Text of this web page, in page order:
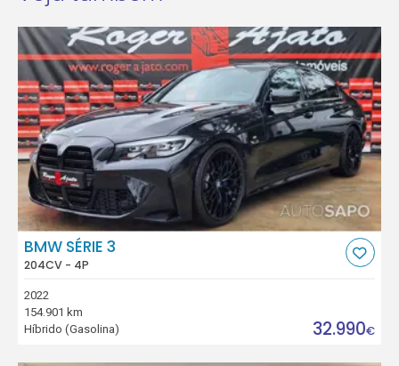
BMW SÉRIE 3
204CV - 4P
2022
154.901 km
Híbrido (Gasolina)
32.990€